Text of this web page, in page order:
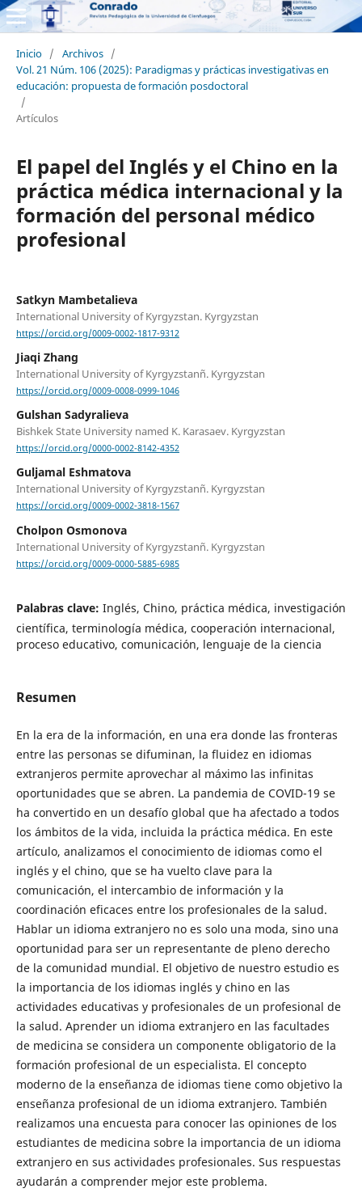
Inicio / Archivos /
Vol. 21 Núm. 106 (2025): Paradigmas y prácticas investigativas en
educación: propuesta de formación posdoctoral
/
Artículos
El papel del Inglés y el Chino en la
práctica médica internacional y la
formación del personal médico
profesional
Satkyn Mambetalieva
International University of Kyrgyzstan. Kyrgyzstan
https://orcid.org/0009-0002-1817-9312
Jiaqi Zhang
International University of Kyrgyzstanñ. Kyrgyzstan
https://orcid.org/0009-0008-0999-1046
Gulshan Sadyralieva
Bishkek State University named K. Karasaev. Kyrgyzstan
https://orcid.org/0000-0002-8142-4352
Guljamal Eshmatova
International University of Kyrgyzstanñ. Kyrgyzstan
https://orcid.org/0009-0002-3818-1567
Cholpon Osmonova
International University of Kyrgyzstanñ. Kyrgyzstan
https://orcid.org/0009-0000-5885-6985
Palabras clave: Inglés, Chino, práctica médica, investigación
científica, terminología médica, cooperación internacional,
proceso educativo, comunicación, lenguaje de la ciencia
Resumen
En la era de la información, en una era donde las fronteras
entre las personas se difuminan, la fluidez en idiomas
extranjeros permite aprovechar al máximo las infinitas
oportunidades que se abren. La pandemia de COVID-19 se
ha convertido en un desafío global que ha afectado a todos
los ámbitos de la vida, incluida la práctica médica. En este
artículo, analizamos el conocimiento de idiomas como el
inglés y el chino, que se ha vuelto clave para la
comunicación, el intercambio de información y la
coordinación eficaces entre los profesionales de la salud.
Hablar un idioma extranjero no es solo una moda, sino una
oportunidad para ser un representante de pleno derecho
de la comunidad mundial. El objetivo de nuestro estudio es
la importancia de los idiomas inglés y chino en las
actividades educativas y profesionales de un profesional de
la salud. Aprender un idioma extranjero en las facultades
de medicina se considera un componente obligatorio de la
formación profesional de un especialista. El concepto
moderno de la enseñanza de idiomas tiene como objetivo la
enseñanza profesional de un idioma extranjero. También
realizamos una encuesta para conocer las opiniones de los
estudiantes de medicina sobre la importancia de un idioma
extranjero en sus actividades profesionales. Sus respuestas
ayudarán a comprender mejor este problema.